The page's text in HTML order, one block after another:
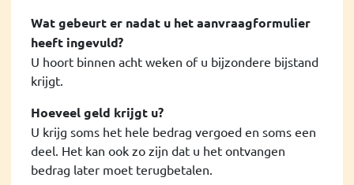
Wat gebeurt er nadat u het aanvraagformulier
heeft ingevuld?
U hoort binnen acht weken of u bijzondere bijstand
krijgt.
Hoeveel geld krijgt u?
U krijg soms het hele bedrag vergoed en soms een
deel. Het kan ook zo zijn dat u het ontvangen
bedrag later moet terugbetalen.